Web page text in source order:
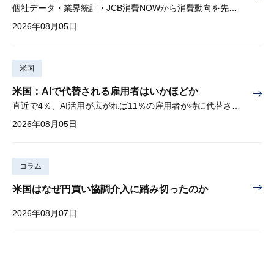
個社データ・業界統計・JCB消費NOWから消費動向を先取り
2026年08月05日
米国
米国：AIで代替される雇用者はいかほどか
2026年08月05日
コラム
米国はなぜ円買い協調介入に踏み切ったのか
2026年08月07日